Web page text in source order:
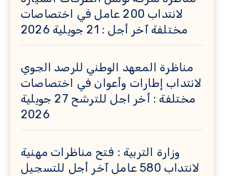
لانتداب 200 عامل في اختصاصات
مختلفة آخر أجل : 21 جويلية 2026
مناظرة المعهد الوطني للرصد الجوي
لانتداب إطارات وأعوان في اختصاصات
مختلفة : أخر اجل للترشح 27 جويلية
2026
وزارة التربية : فتح مناظرات مهنية
لانتداب 580 عامل آخر أجل للتسجيل